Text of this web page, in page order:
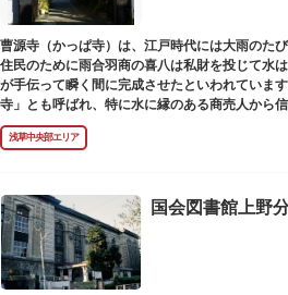
曹源寺（かっぱ寺）は、江戸時代には大雨のた
住民のために雨合羽商の喜八は私財を投じて水
が手伝って瞬く間に完成させたといわれていま
寺」とも呼ばれ、特に水に縁のある商売人から信
浅草中央部エリア
国会図書館上野